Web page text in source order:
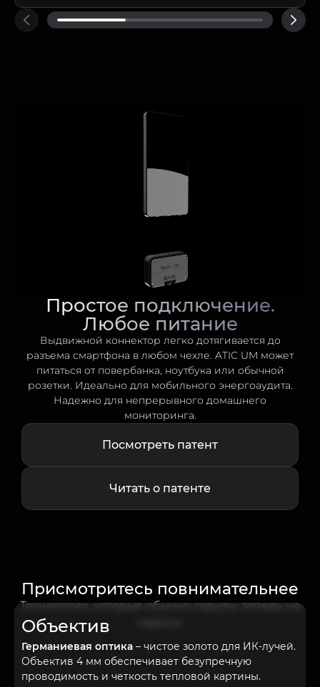
Простое подключение.
Любое питание
Выдвижной коннектор легко дотягивается до
разъема смартфона в любом чехле. ATIC UM может
питаться от повербанка, ноутбука или обычной
розетки. Идеально для мобильного энергоаудита.
Надежно для непрерывного домашнего
мониторинга.
Посмотреть патент
Читать о патенте
Присмотритесь повнимательнее
Технологии, которые обычно скрыты, теперь на
Объектив
Германиевая оптика – чистое золото для ИК-лучей.
Объектив 4 мм обеспечивает безупречную
проводимость и четкость тепловой картины.